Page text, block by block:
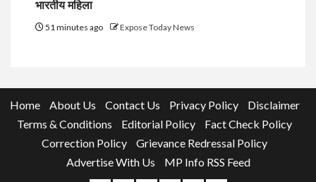
भारतीय महिला
51 minutes ago Expose Today News
Home About Us Contact Us Privacy Policy
Disclaimer
Terms & Conditions
Editorial Policy
Fact Check Policy
Correction Policy
Grievance Redressal Policy
Advertise With Us
MP Info RSS Feed